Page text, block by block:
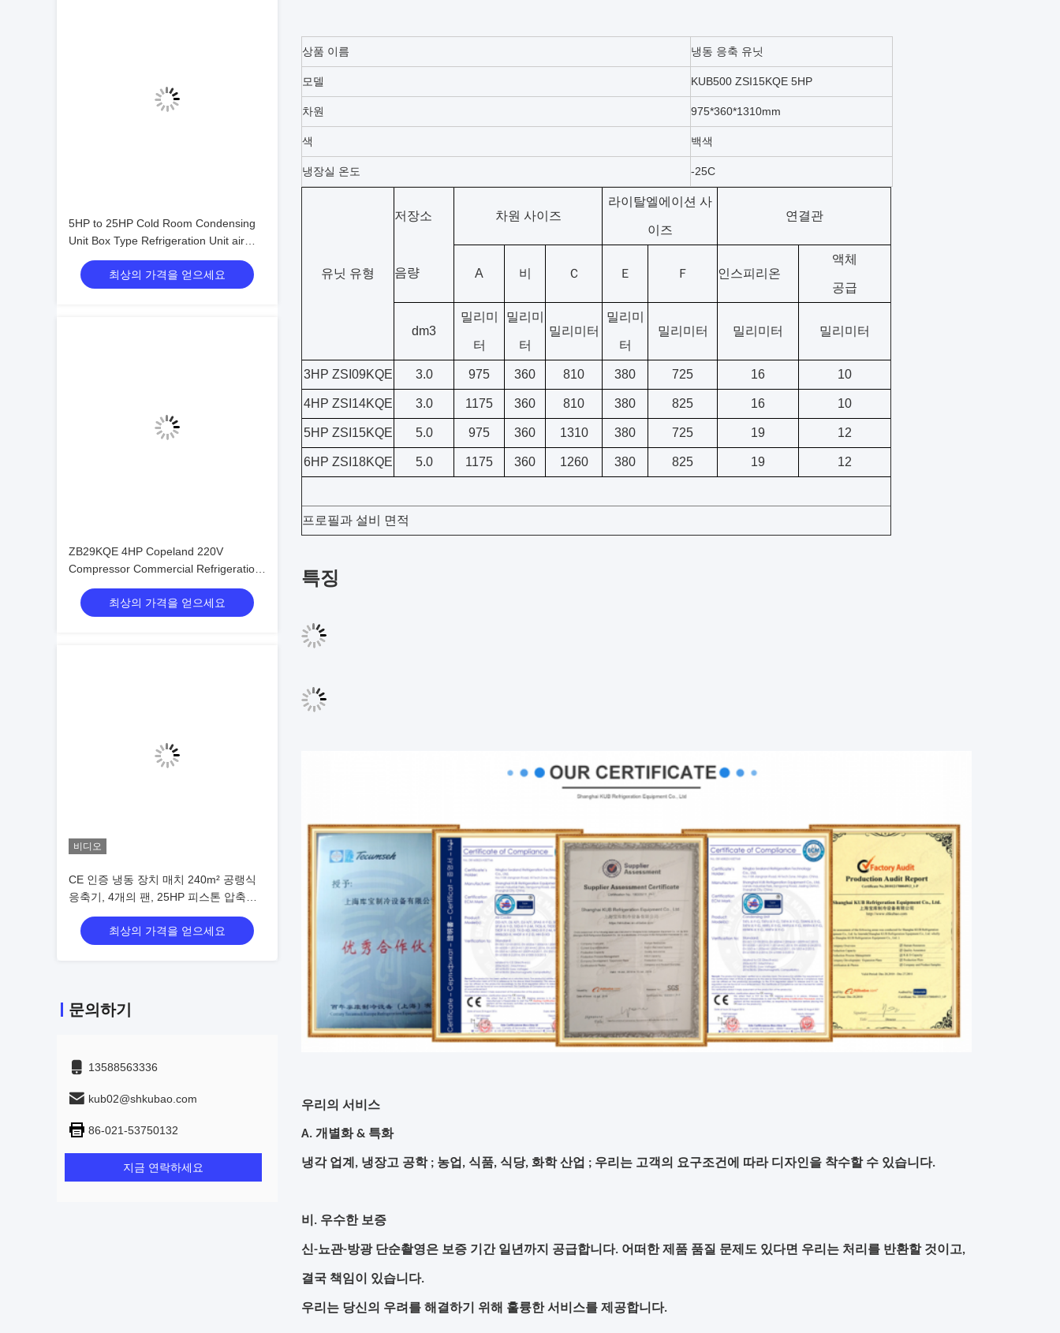
5HP to 25HP Cold Room Condensing
Unit Box Type Refrigeration Unit air
Cooled Condensing Low-noise
Refrigeration Unit
최상의 가격을 얻으세요
ZB29KQE 4HP Copeland 220V
Compressor Commercial Refrigeration
Condensing Unit air Cooled Condenser
Unit for Cold Room
최상의 가격을 얻으세요
비디오
CE 인증 냉동 장치 매치 240m² 공랭식
응축기, 4개의 팬, 25HP 피스톤 압축기
응축 장치 가격
최상의 가격을 얻으세요
문의하기
13588563336
kub02@shkubao.com
86-021-53750132
지금 연락하세요
상품 이름 냉동 응축 유닛
모델 KUB500 ZSI15KQE 5HP
차원 975*360*1310mm
색 백색
냉장실 온도 -25C
유닛 유형
저장소
음량
차원 사이즈
라이탈엘에이션 사
이즈
연결관
A 비 Ｃ Ｅ Ｆ 인스피리온
액체
공급
dm3
밀리미
터
밀리미
터
밀리미터
밀리미
터
밀리미터 밀리미터 밀리미터
3HP ZSI09KQE 3.0 975 360 810 380 725 16 10
4HP ZSI14KQE 3.0 1175 360 810 380 825 16 10
5HP ZSI15KQE 5.0 975 360 1310 380 725 19 12
6HP ZSI18KQE 5.0 1175 360 1260 380 825 19 12
프로필과 설비 면적
특징
우리의 서비스
A. 개별화 & 특화
냉각 업계, 냉장고 공학 ; 농업, 식품, 식당, 화학 산업 ; 우리는 고객의 요구조건에 따라 디자인을 착수할 수 있습니다.
비. 우수한 보증
신-뇨관-방광 단순촬영은 보증 기간 일년까지 공급합니다. 어떠한 제품 품질 문제도 있다면 우리는 처리를 반환할 것이고,
결국 책임이 있습니다.
우리는 당신의 우려를 해결하기 위해 훌륭한 서비스를 제공합니다.